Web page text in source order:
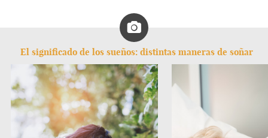
El significado de los sueños: distintas maneras de soñar